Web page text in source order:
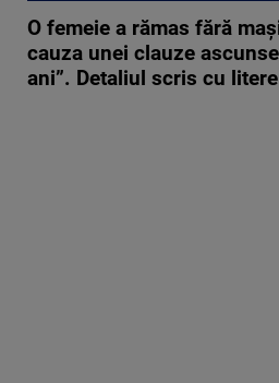
O femeie a rămas fără
cauza unei clauze
ani”. Detaliul scris cu